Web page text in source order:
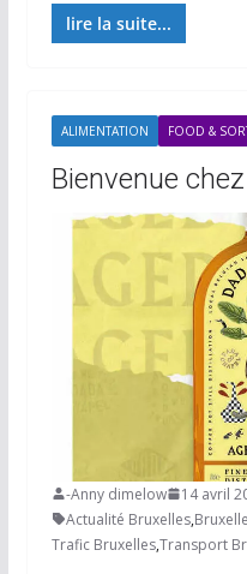
lire la suite...
ALIMENTATION FOOD &
Bienvenue
-Anny dimelow 14 avril
Actualité Bruxelles,
Trafic Bruxelles,Transport